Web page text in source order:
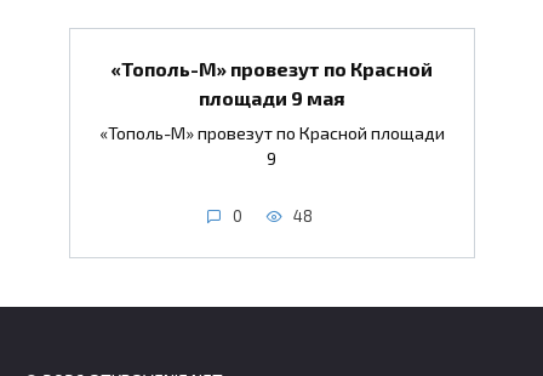
«Тополь-М» провезут по Красной
площади 9 мая
«Тополь-М» провезут по Красной площади
9
0 48